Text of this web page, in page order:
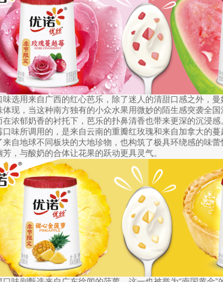
味选用来自广西的红心芭乐，除了迷人的清甜口感之外，
体现，当这种南方独有的小众水果用微妙的陌生感突袭全
在浓郁奶香的衬托下，芭乐的扑鼻清香也带来更深的沉浸感
口味所调用的，是来自云南的重瓣红玫瑰和来自加拿大的蔓
来自地球不同板块的大地珍物，也构筑了极具环绕感的味
，与酸奶的合体让花果的跃动更具灵气。